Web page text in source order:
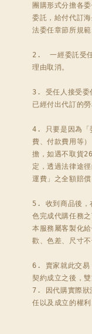
團購形式分擔各
委託，給付代訂
法委任章節所規範
2.  一經委託受任
理由取消。
3. 受任人接受委
已經付出代訂的
4. 只要是因為「
費、付款費用等
擔，如遇不取貨
定，透過法律途
運費」之全額賠償
5. 收到商品後，
色完成代購任務
本服務屬客製化
歡、色差、尺寸
6. 賣家就此交易
契約成立之後，
7. 因代購實際狀
任以及成立的權利